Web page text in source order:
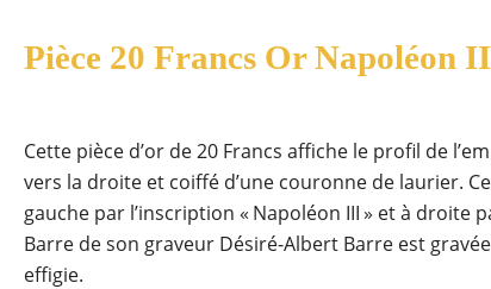
Pièce 20 Francs Or Napoléon
Cette pièce d’or de 20 Francs affiche le profil de
vers la droite et coiffé d’une couronne de laurier.
gauche par l’inscription « Napoléon III» et à droite
Barre de son graveur Désiré-Albert Barre est
effigie.